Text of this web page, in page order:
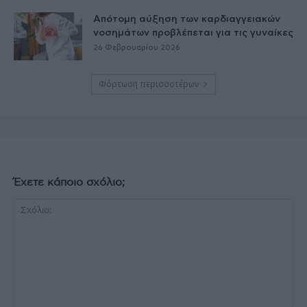
Απότομη αύξηση των καρδιαγγειακών
νοσημάτων προβλέπεται για τις γυναίκες
26 Φεβρουαρίου 2026
Φόρτωση περισσοτέρων
Έχετε κάποιο σχόλιο;